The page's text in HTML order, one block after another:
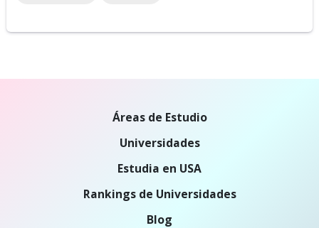
Áreas de Estudio
Universidades
Estudia en USA
Rankings de Universidades
Blog